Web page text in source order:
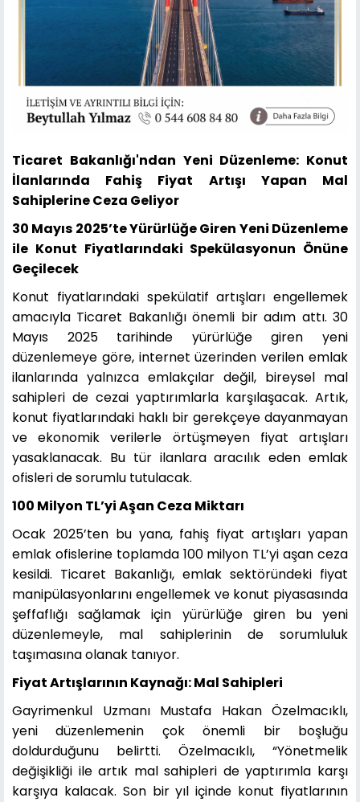
Ticaret Bakanlığı'ndan Yeni Düzenleme: Konut
İlanlarında Fahiş Fiyat Artışı Yapan Mal
Sahiplerine Ceza Geliyor
30 Mayıs 2025’te Yürürlüğe Giren Yeni Düzenleme
ile Konut Fiyatlarındaki Spekülasyonun Önüne
Geçilecek
Konut fiyatlarındaki spekülatif artışları engellemek
amacıyla Ticaret Bakanlığı önemli bir adım attı. 30
Mayıs 2025 tarihinde yürürlüğe giren yeni
düzenlemeye göre, internet üzerinden verilen emlak
ilanlarında yalnızca emlakçılar değil, bireysel mal
sahipleri de cezai yaptırımlarla karşılaşacak. Artık,
konut fiyatlarındaki haklı bir gerekçeye dayanmayan
ve ekonomik verilerle örtüşmeyen fiyat artışları
yasaklanacak. Bu tür ilanlara aracılık eden emlak
ofisleri de sorumlu tutulacak.
100 Milyon TL’yi Aşan Ceza Miktarı
Ocak 2025’ten bu yana, fahiş fiyat artışları yapan
emlak ofislerine toplamda 100 milyon TL’yi aşan ceza
kesildi. Ticaret Bakanlığı, emlak sektöründeki fiyat
manipülasyonlarını engellemek ve konut piyasasında
şeffaflığı sağlamak için yürürlüğe giren bu yeni
düzenlemeyle, mal sahiplerinin de sorumluluk
taşımasına olanak tanıyor.
Fiyat Artışlarının Kaynağı: Mal Sahipleri
Gayrimenkul Uzmanı Mustafa Hakan Özelmacıklı,
yeni düzenlemenin çok önemli bir boşluğu
doldurduğunu belirtti. Özelmacıklı, “Yönetmelik
değişikliği ile artık mal sahipleri de yaptırımla karşı
karşıya kalacak. Son bir yıl içinde konut fiyatlarının